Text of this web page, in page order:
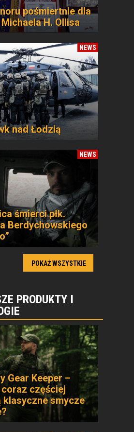
pośmiertnie dla
H. Ollisa
NEWS
nad Łodzią
NEWS
śmierci płk.
Berdychowskiego
POKAŻ WSZYSTKIE
PRODUKTY I
Gear Keeper –
częściej
klasyczne smycze